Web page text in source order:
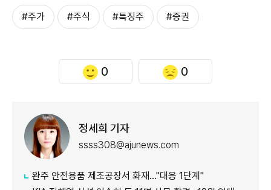
#주가 #주식 #특징주 #증권
0 0
정세희 기자
ssss308@ajunews.com
완주 안전용품 제조공장서 화재…"대응 1단계"